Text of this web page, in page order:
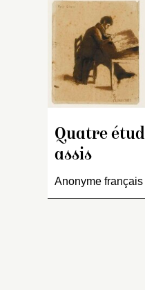
Quatre
assis
Anonyme français